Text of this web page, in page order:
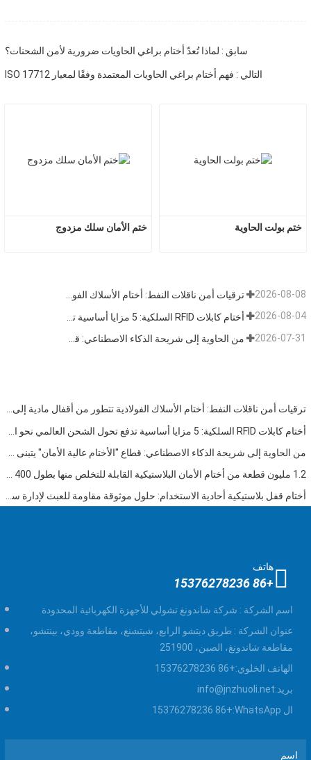
سابق : لماذا تُعدّ أختام براغي الحاويات ضرورية لأمن الشحنات؟
التالي : فهم أختام براغي الحاويات المعتمدة وفقًا لمعيار ISO 17712
ختم الأمان سلك مزدوج ختم بولت الحاوية
ترقيات أمن ناقلات النفط: أختام الأسلاك الفولاذية تتطور من أقفال مادية إلى بيانات تتبع 2026-08-08
2026-08-04
2026-07-31
ترقيات أمن ناقلات النفط: أختام الأسلاك الفولاذية تتطور من أقفال مادية إلى بيانات تتبع
أختام قفل بلاستيكية أحادية الاستخدام: حلول موثوقة مقاومة للعبث لإدارة سلسلة التوريد العالمية
هاتف
+86 15376278236
اسم الشركة : شركة شاندونغ تشولي للأجهزة الكهربائية المحدودة
عنوان الشركة : طريق ديتشو الرابع، شيتشنغ، مقاطعة وودي، بينتشو،
مقاطعة شاندونغ، الصين، 251900
الهاتف الخلوي:+86 15376278236
بريد:info@jnzhuoli.net
ال WhatsApp:
+86 15376278236